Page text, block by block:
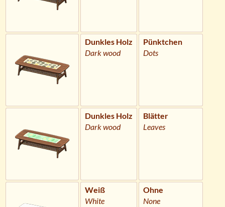
Dunkles Holz
Dark wood
Pünktchen
Dots
Dunkles Holz
Dark wood
Blätter
Leaves
Weiß
White
Ohne
None